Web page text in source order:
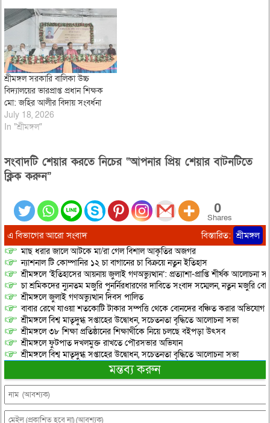
শ্রীমঙ্গল সরকারি বালিকা উচ্চ
বিদ্যালয়ের ভারপ্রাপ্ত প্রধান শিক্ষক
মো: জহির আলীর বিদায় সংবর্ধনা
July 18, 2026
In "শ্রীমঙ্গল"
সংবাদটি শেয়ার করতে নিচের “আপনার প্রিয় শেয়ার বাটনটিতে
ক্লিক করুন”
0
Shares
এ বিভাগের আরো সংবাদ বিস্তারিত: শ্রীমঙ্গল
মাছ ধরার জালে আটকে মা/রা গেল বিশাল আকৃতির অজগর
ন্যাশনাল টি কোম্পানির ১২ চা বাগানের চা বিক্রয়ে নতুন ইতিহাস
শ্রীমঙ্গলে ‘ইতিহাসের আয়নায় জুলাই গণঅভ্যুত্থান’: প্রত্যাশা-প্রাপ্তি শীর্ষক আলোচনা
চা শ্রমিকদের ন্যুনতম মজুরি পুনর্নিরধারণের দাবিতে সংবাদ সম্মেলন, নতুন মজুরি
শ্রীমঙ্গলে জুলাই গণঅভ্যুত্থান দিবস পালিত
বাবার রেখে যাওয়া শতকোটি টাকার সম্পত্তি থেকে বোনদের বঞ্চিত করার অভিযোগ
শ্রীমঙ্গলে বিশ্ব মাতৃদুগ্ধ সপ্তাহের উদ্বোধন, সচেতনতা বৃদ্ধিতে আলোচনা সভা
শ্রীমঙ্গলে ৩৮ শিক্ষা প্রতিষ্ঠানের শিক্ষার্থীকে নিয়ে চলছে বইপড়া উৎসব
শ্রীমঙ্গলে ফুটপাত দখলমুক্ত রাখতে পৌরসভার অভিযান
শ্রীমঙ্গলে বিশ্ব মাতৃদুগ্ধ সপ্তাহের উদ্বোধন, সচেতনতা বৃদ্ধিতে আলোচনা সভা
মন্তব্য করুন